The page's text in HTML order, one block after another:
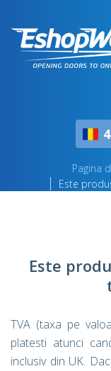
Pagina
Este
Este
TVA (taxa pe
platesti atunci
inclusiv din UK.